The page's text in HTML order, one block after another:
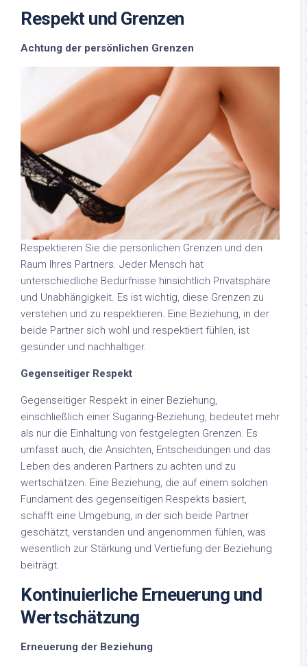
Respekt und Grenzen
Achtung der persönlichen Grenzen
Respektieren Sie die persönlichen Grenzen und den
Raum Ihres Partners. Jeder Mensch hat
unterschiedliche Bedürfnisse hinsichtlich Privatsphäre
und Unabhängigkeit. Es ist wichtig, diese Grenzen zu
verstehen und zu respektieren. Eine Beziehung, in der
beide Partner sich wohl und respektiert fühlen, ist
gesünder und nachhaltiger.
Gegenseitiger Respekt
Gegenseitiger Respekt in einer Beziehung,
einschließlich einer Sugaring-Beziehung, bedeutet mehr
als nur die Einhaltung von festgelegten Grenzen. Es
umfasst auch, die Ansichten, Entscheidungen und das
Leben des anderen Partners zu achten und zu
wertschätzen. Eine Beziehung, die auf einem solchen
Fundament des gegenseitigen Respekts basiert,
schafft eine Umgebung, in der sich beide Partner
geschätzt, verstanden und angenommen fühlen, was
wesentlich zur Stärkung und Vertiefung der Beziehung
beiträgt.
Kontinuierliche Erneuerung und
Wertschätzung
Erneuerung der Beziehung